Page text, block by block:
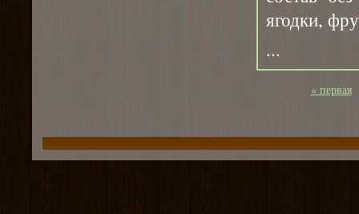
ягодки,
...
« первая